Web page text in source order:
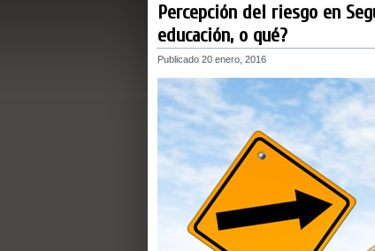
Percepción del riesgo en
educación, o qué?
Publicado 20 enero, 2016